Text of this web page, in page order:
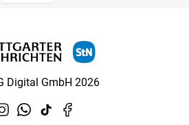
Digital GmbH 2026